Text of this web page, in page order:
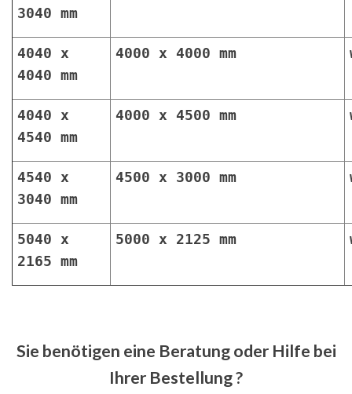
3040 mm
4040 x
4040 mm
4000 x 4000 mm
4040 x
4540 mm
4000 x 4500 mm
4540 x
3040 mm
4500 x 3000 mm
5040 x
2165 mm
5000 x 2125 mm
Sie benötigen eine Beratung oder Hilfe bei
Ihrer Bestellung ?